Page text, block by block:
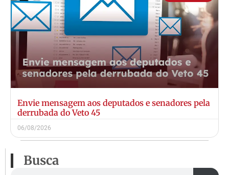
Envie mensagem aos deputados e senadores pela
derrubada do Veto 45
06/08/2026
Busca